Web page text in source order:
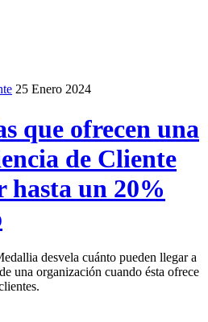
25 Enero 2024
que ofrecen una
de Cliente
hasta un 20%
desvela cuánto pueden llegar a
una organización cuando ésta ofrece